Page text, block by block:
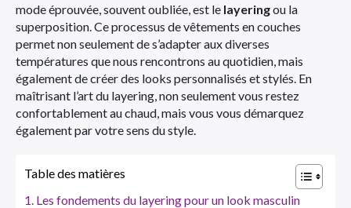
mode éprouvée, souvent oubliée, est le layeringou la
superposition. Ce processus de vêtements en couches
permet non seulement de s’adapter aux diverses
températures que nous rencontrons au quotidien, mais
également de créer des looks personnalisés et stylés. En
maîtrisant l’art du layering, non seulement vous restez
confortablement au chaud, mais vous vous démarquez
également par votre sens du style.
Table des matières
Les fondements du layering pour un look masculin